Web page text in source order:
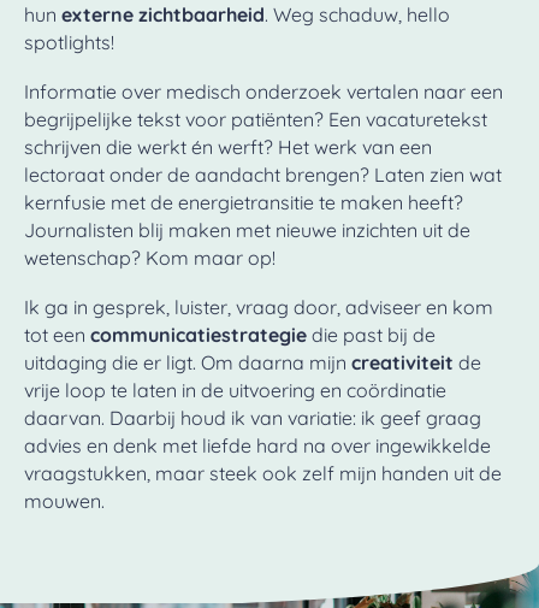
hun externe zichtbaarheid. Weg schaduw, hello
spotlights!
Informatie over medisch onderzoek vertalen naar een
begrijpelijke tekst voor patiënten? Een vacaturetekst
schrijven die werkt én werft? Het werk van een
lectoraat onder de aandacht brengen? Laten zien wat
kernfusie met de energietransitie te maken heeft?
Journalisten blij maken met nieuwe inzichten uit de
wetenschap? Kom maar op!
Ik ga in gesprek, luister, vraag door, adviseer en kom
tot een communicatiestrategie die past bij de
uitdaging die er ligt. Om daarna mijn creativiteit de
vrije loop te laten in de uitvoering en coördinatie
daarvan. Daarbij houd ik van variatie: ik geef graag
advies en denk met liefde hard na over ingewikkelde
vraagstukken, maar steek ook zelf mijn handen uit de
mouwen.